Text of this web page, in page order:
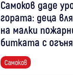
Самоков даде
гората: деца
на малки
битката с огъня
Самоков